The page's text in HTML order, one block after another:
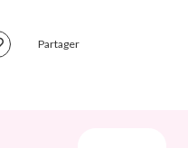
Partager